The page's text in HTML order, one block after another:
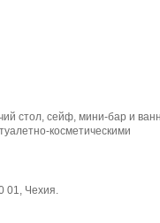
стол, сейф, мини-бар и
косметическими
01, Чехия.